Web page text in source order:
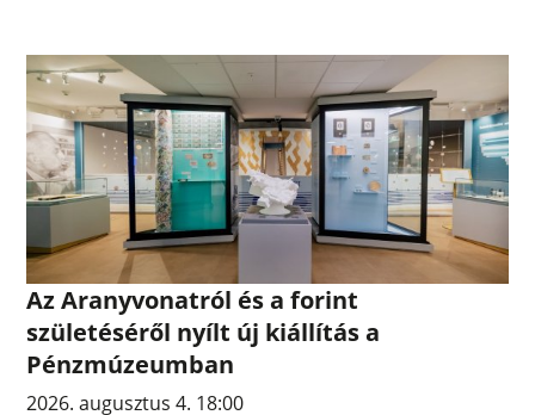
Az Aranyvonatról és a forint
születéséről nyílt új kiállítás a
Pénzmúzeumban
2026. augusztus 4. 18:00